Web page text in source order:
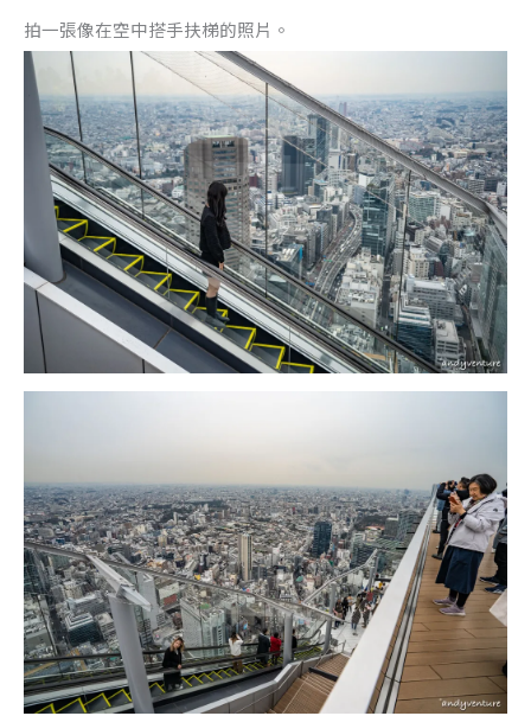
拍一張像在空中搭手扶梯的照片。